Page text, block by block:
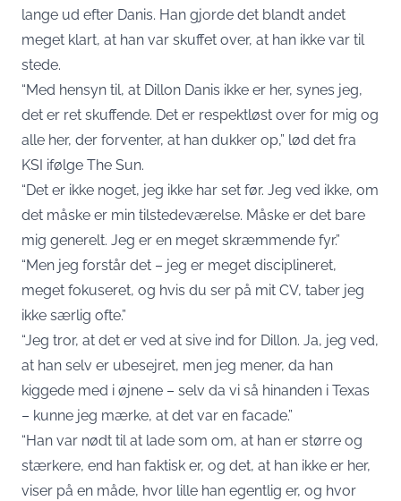
lange ud efter Danis. Han gjorde det blandt andet
meget klart, at han var skuffet over, at han ikke var til
stede.
“Med hensyn til, at Dillon Danis ikke er her, synes jeg,
det er ret skuffende. Det er respektløst over for mig og
alle her, der forventer, at han dukker op,” lød det fra
KSI ifølge The Sun.
“Det er ikke noget, jeg ikke har set før. Jeg ved ikke, om
det måske er min tilstedeværelse. Måske er det bare
mig generelt. Jeg er en meget skræmmende fyr.”
“Men jeg forstår det – jeg er meget disciplineret,
meget fokuseret, og hvis du ser på mit CV, taber jeg
ikke særlig ofte.”
“Jeg tror, at det er ved at sive ind for Dillon. Ja, jeg ved,
at han selv er ubesejret, men jeg mener, da han
kiggede med i øjnene – selv da vi så hinanden i Texas
– kunne jeg mærke, at det var en facade.”
“Han var nødt til at lade som om, at han er større og
stærkere, end han faktisk er, og det, at han ikke er her,
viser på en måde, hvor lille han egentlig er, og hvor